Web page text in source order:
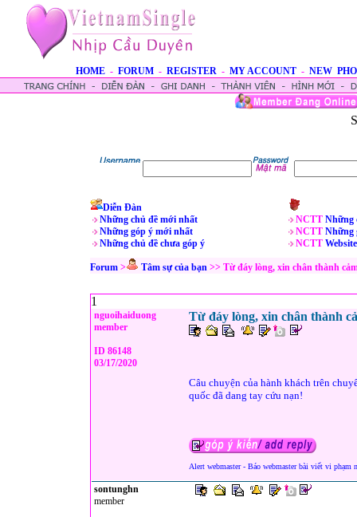
HOME - FORUM - REGISTER - MY ACCOUNT - NEW
Diễn Đàn
Những chủ đề mới nhất
Những góp ý mới nhất
Những chủ đề chưa góp ý
NCTT Những
NCTT Những
NCTT Website
Forum > Tâm sự của bạn >> Từ đáy lòng, xin chân thành
1
nguoihaiduong
member
ID 86148
03/17/2020
Từ đáy lòng, xin chân thành
Câu chuyện của hành khách trên
quốc đã dang tay cứu nạn!
Alert webmaster - Báo webmaster bài viết vi phạm
sontunghn
member